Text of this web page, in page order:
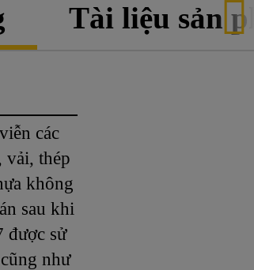
Tài liệu sản
các
vải, thép
không
sau khi
được sử
như